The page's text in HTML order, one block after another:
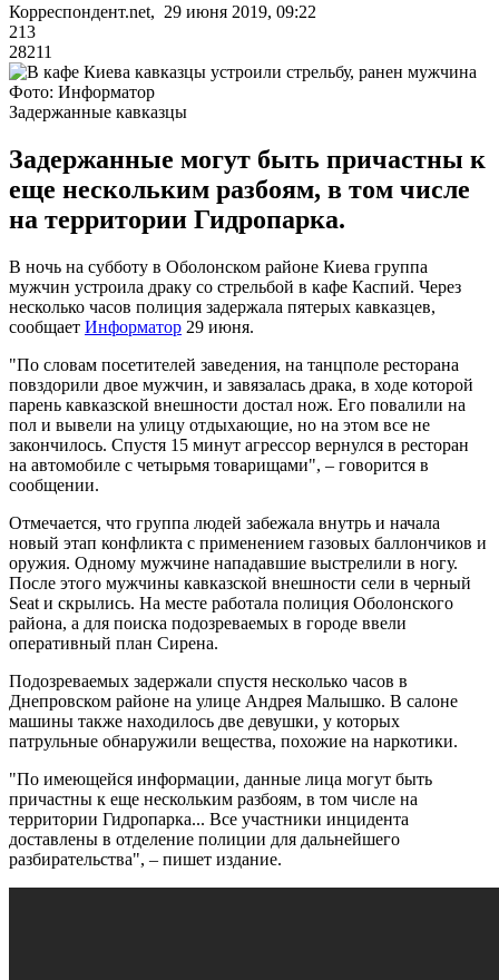
Корреспондент.net, 29 июня 2019, 09:22
213
28211
Фото: Информатор
Задержанные кавказцы
Задержанные могут быть причастны к
еще нескольким разбоям, в том числе
на территории Гидропарка.
В ночь на субботу в Оболонском районе Киева группа
мужчин устроила драку со стрельбой в кафе Каспий. Через
несколько часов полиция задержала пятерых кавказцев,
сообщает Информатор 29 июня.
"По словам посетителей заведения, на танцполе ресторана
повздорили двое мужчин, и завязалась драка, в ходе которой
парень кавказской внешности достал нож. Его повалили на
пол и вывели на улицу отдыхающие, но на этом все не
закончилось. Спустя 15 минут агрессор вернулся в ресторан
на автомобиле с четырьмя товарищами", – говорится в
сообщении.
Отмечается, что группа людей забежала внутрь и начала
новый этап конфликта с применением газовых баллончиков и
оружия. Одному мужчине нападавшие выстрелили в ногу.
После этого мужчины кавказской внешности сели в черный
Seat и скрылись. На месте работала полиция Оболонского
района, а для поиска подозреваемых в городе ввели
оперативный план Сирена.
Подозреваемых задержали спустя несколько часов в
Днепровском районе на улице Андрея Малышко. В салоне
машины также находилось две девушки, у которых
патрульные обнаружили вещества, похожие на наркотики.
"По имеющейся информации, данные лица могут быть
причастны к еще нескольким разбоям, в том числе на
территории Гидропарка... Все участники инцидента
доставлены в отделение полиции для дальнейшего
разбирательства", – пишет издание.